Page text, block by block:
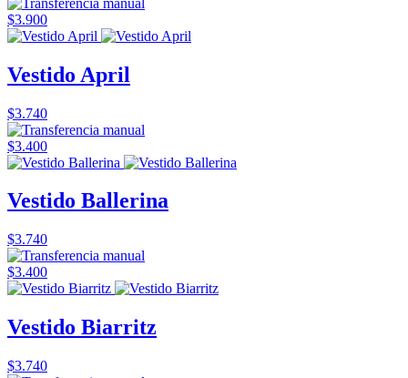
$3.900
Vestido April
$3.740
$3.400
Vestido Ballerina
$3.740
$3.400
Vestido Biarritz
$3.740